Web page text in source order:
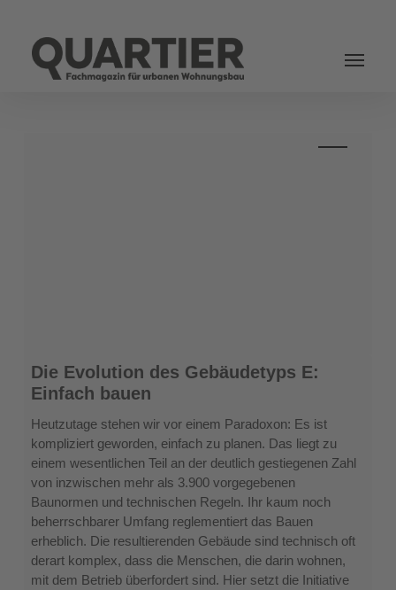
Die
Evolution
des
Gebäudetyps
E:
Einfach
bauen
Die Evolution des Gebäudetyps E:
Einfach bauen
Heutzutage stehen wir vor einem Paradoxon: Es ist
kompliziert geworden, einfach zu planen. Das liegt zu
einem wesentlichen Teil an der deutlich gestiegenen Zahl
von inzwischen mehr als 3.900 vorgegebenen
Baunormen und technischen Regeln. Ihr kaum noch
beherrschbarer Umfang reglementiert das Bauen
erheblich. Die resultierenden Gebäude sind technisch oft
derart komplex, dass die Menschen, die darin wohnen,
mit dem Betrieb überfordert sind. Hier setzt die Initiative